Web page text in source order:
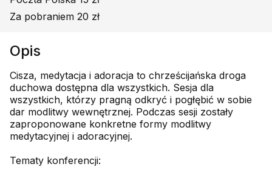
Za pobraniem 20 zł
Opis
Cisza, medytacja i adoracja to chrześcijańska droga
duchowa dostępna dla wszystkich. Sesja dla
wszystkich, którzy pragną odkryć i pogłębić w sobie
dar modlitwy wewnętrznej. Podczas sesji zostały
zaproponowane konkretne formy modlitwy
medytacyjnej i adoracyjnej.
Tematy konferencji: